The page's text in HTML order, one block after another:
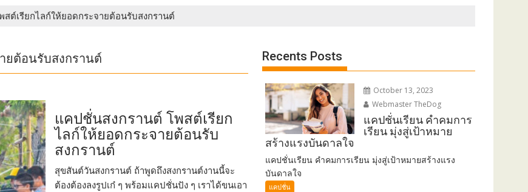
ต์เรียกไลก์ให้ยอดกระจายต้อนรับสงกรานต์
ยต้อนรับสงกรานต์
แคปชั่นสงกรานต์ โพสต์เรียก
ไลก์ให้ยอดกระจายต้อนรับ
สงกรานต์
สุขสันต์วันสงกรานต์ ถ้าพูดถึงสงกรานต์งานนี้จะ
ต้องต้องลงรูปเก๋ ๆ พร้อมแคปชั่นปัง ๆ เราได้ขนเอา
Recents Posts
October 13, 2023
Webmaster TheDog
แคปชั่นเรียน คำคมการ
เรียน มุ่งสู่เป้าหมาย
สร้างแรงบันดาลใจ
แคปชั่นเรียน คำคมการเรียน มุ่งสู่เป้าหมายสร้างแรง
บันดาลใจ
แคปชั่น